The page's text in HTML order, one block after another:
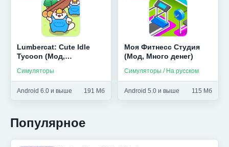
Lumbercat: Cute Idle
Tycoon (Мод,
Симуляторы
Android 6.0 и выше 191 Мб
Моя Фитнесс Студия
(Мод, Много денег)
Симуляторы / На русском
Android 5.0 и выше 115 Мб
Популярное